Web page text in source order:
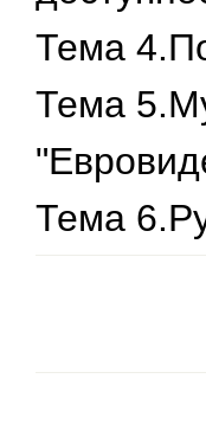
Тема
Тема
Тема